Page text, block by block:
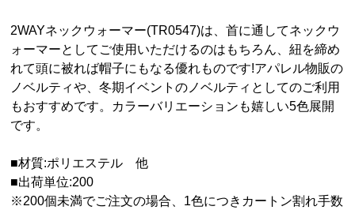
2WAYネックウォーマー(TR0547)は、首に通してネックウ
ォーマーとしてご使用いただけるのはもちろん、紐を締め
れて頭に被れば帽子にもなる優れものです!アパレル物販の
ノベルティや、冬期イベントのノベルティとしてのご利用
もおすすめです。カラーバリエーションも嬉しい5色展開
です。
■材質:ポリエステル 他
■出荷単位:200
※200個未満でご注文の場合、1色につきカートン割れ手数